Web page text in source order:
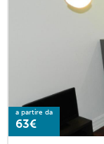
a partire da
63€